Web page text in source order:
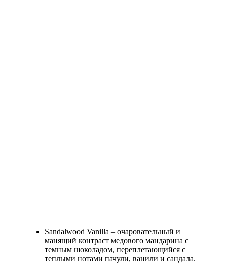
Sandalwood Vanilla – очаровательный и
манящий контраст медового мандарина с
темным шоколадом, переплетающийся с
теплыми нотами пачули, ванили и сандала.